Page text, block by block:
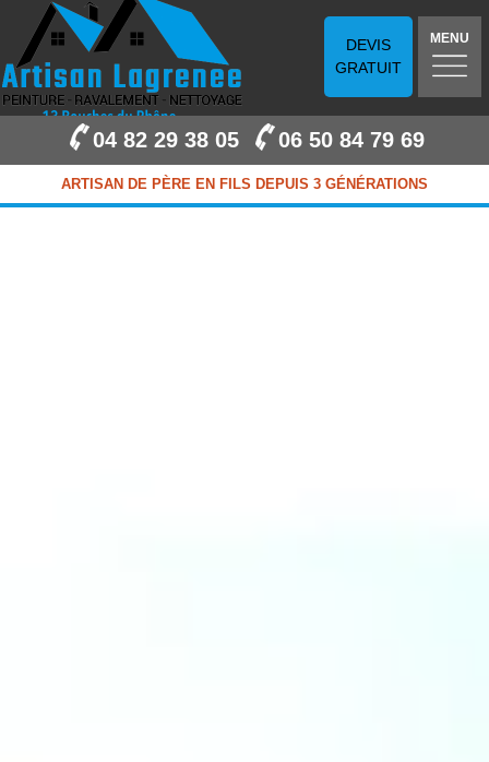
DEVIS
GRATUIT
MENU
04 82 29 38 05 06 50 84 79 69
ARTISAN DE PÈRE EN FILS DEPUIS 3 GÉNÉRATIONS